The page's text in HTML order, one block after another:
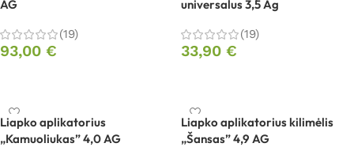
AG
(19)
93,00 €
universalus 3,5 Ag
(19)
33,90 €
Liapko aplikatorius
„Kamuoliukas” 4,0 AG
Liapko aplikatorius kilimėlis
„Šansas” 4,9 AG